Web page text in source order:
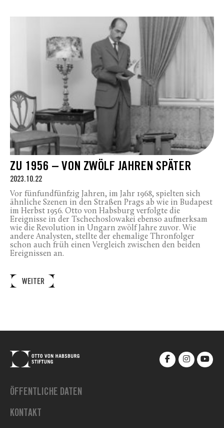
ZU 1956 – VON ZWÖLF JAHREN SPÄTER
2023.10.22
Vor fünfundfünfzig Jahren, im Jahr 1968, spielten sich
ähnliche Szenen in den Straßen Prags ab wie in Budapest
im Herbst 1956. Otto von Habsburg verfolgte die
Ereignisse in der Tschechoslowakei ebenso aufmerksam
wie die Revolution in Ungarn zwölf Jahre zuvor. Wie
andere Analysten, stellte der ehemalige Thronfolger
schon auch früh einen Vergleich zwischen den beiden
Ereignissen an.
WEITER
ÖFFENTLICHE DATEN
KONTAKT